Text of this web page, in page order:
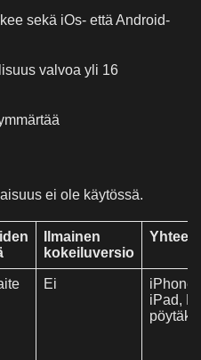
sekä iOs- että Android-
valvoa yli 16
ei ole käytössä.
Ilmainen
kokeiluversio
Ei
iPad,